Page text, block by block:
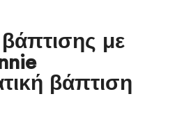
με
βάπτιση